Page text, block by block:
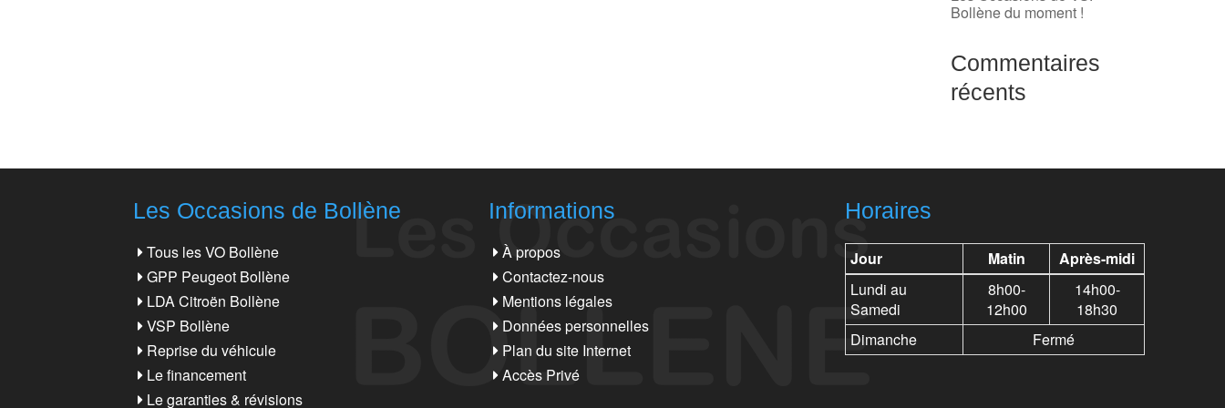
Bollène du moment !
Commentaires
récents
Les Occasions de Bollène
Tous les VO Bollène
GPP Peugeot Bollène
LDA Citroën Bollène
VSP Bollène
Reprise du véhicule
Le financement
Le garanties & révisions
Informations
À propos
Contactez-nous
Mentions légales
Données personnelles
Plan du site Internet
Accès Privé
Horaires
Jour Matin
Après-midi
Lundi au
Samedi
8h00-
12h00
14h00-
18h30
Dimanche
Fermé